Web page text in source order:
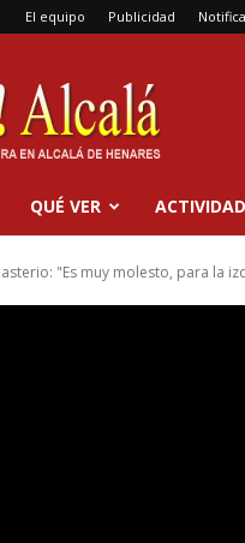
El equipo Publicidad
QUÉ VER
"Es muy molesto, para la